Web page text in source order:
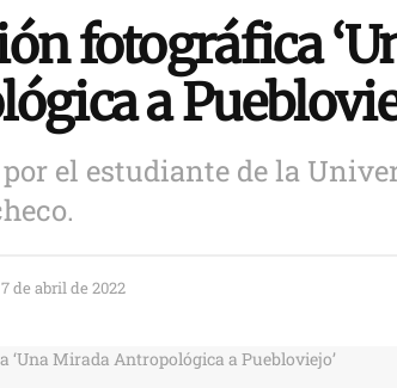
fotográfica
a
el estudiante de la
7 de abril de 2022